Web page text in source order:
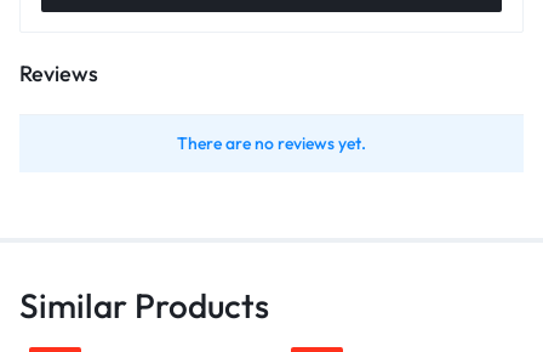
Reviews
There are no reviews yet.
Similar Products